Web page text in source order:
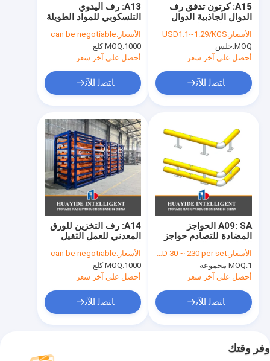
A13: رف اليدوي
التلسكوبي للمواد الطويلة
الأسعار:can be negotiable
MOQ:1000 كلغ
أحصل على آخر سعر
ﺎﺘﺼﻟ ﺍﻶﻧ
A15: كرتون تدفق رف
الدوال الجاذبية الدوال
رف الدوال ناقل رف
الأسعار:USD1.1~1.29/KGS
MOQ: جلس
أحصل على آخر سعر
ﺎﺘﺼﻟ ﺍﻶﻧ
A14: رف التخزين للورق
المعدني للعمل الثقيل
الدرج الهيكل المعدني رف
الدرج رف للتخزين للورق
الأسعار:can be negotiable
MOQ:1000 كلغ
أحصل على آخر سعر
ﺎﺘﺼﻟ ﺍﻶﻧ
A09: SA الحواجز
المضادة للتصادم حواجز
السلامة في المستودعات
حواجز المرور
الأسعار:USD 30 ~ 230 per set
MOQ:1 مجموعة
أحصل على آخر سعر
ﺎﺘﺼﻟ ﺍﻶﻧ
وفر وقتك